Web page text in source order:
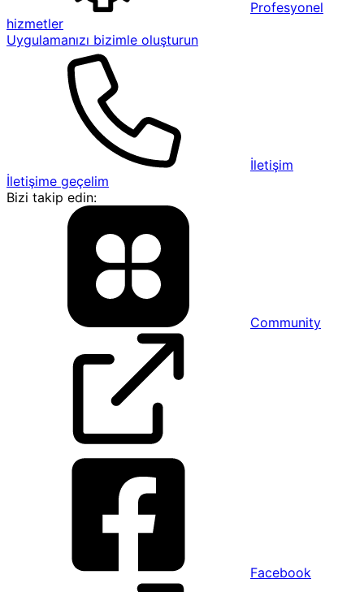
Profesyonel
hizmetler
Uygulamanızı bizimle oluşturun
İletişim
İletişime geçelim
Bizi takip edin:
Community
Facebook